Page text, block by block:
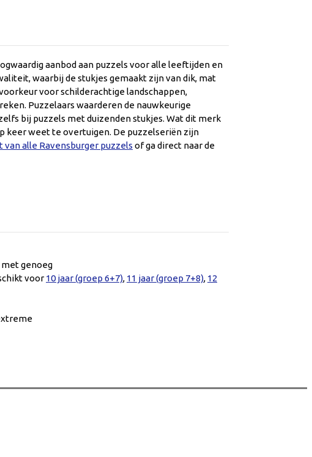
aanbod aan puzzels voor alle leeftijden en
waarbij de stukjes gemaakt zijn van dik, mat
voor schilderachtige landschappen,
Puzzelaars waarderen de nauwkeurige
bij puzzels met duizenden stukjes. Wat dit merk
keer weet te overtuigen. De puzzelseriën zijn
van alle Ravensburger puzzels of ga direct naar de
genoeg
voor 10 jaar (groep 6+7), 11 jaar (groep 7+8), 12